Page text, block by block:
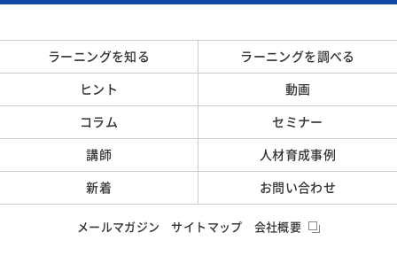
ラーニングを知る ラーニングを調べる
ヒント 動画
コラム セミナー
講師 人材育成事例
新着 お問い合わせ
メールマガジン サイトマップ 会社概要